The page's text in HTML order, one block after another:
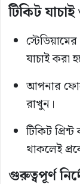
টিকিট
যাচাই করা
আপনার
রাখুন।
টিকিট
থাকলেই
গুরুত্বপূর্ণ